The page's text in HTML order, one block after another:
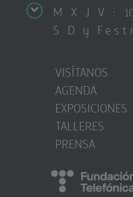
M X J V :
S D y
VISÍTANOS
AGENDA
EXPOSICIONES
TALLERES
PRENSA